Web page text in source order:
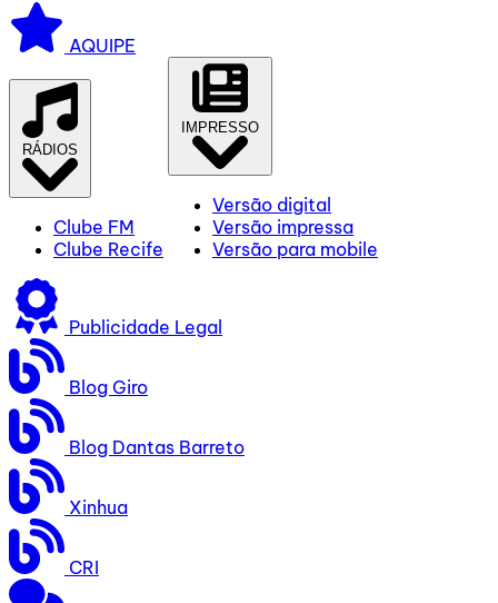
AQUIPE
RÁDIOS
Clube FM
Clube Recife
IMPRESSO
Versão digital
Versão impressa
Versão para mobile
Publicidade Legal
Blog Giro
Blog Dantas Barreto
Xinhua
CRI